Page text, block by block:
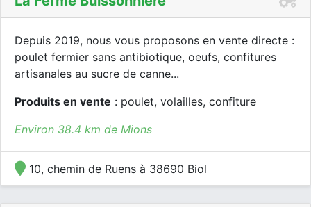
Depuis 2019, nous vous proposons en vente directe :
poulet fermier sans antibiotique, oeufs, confitures
artisanales au sucre de canne...
Produits en vente : poulet, volailles, confiture
Environ 38.4 km de Mions
10, chemin de Ruens à 38690 Biol